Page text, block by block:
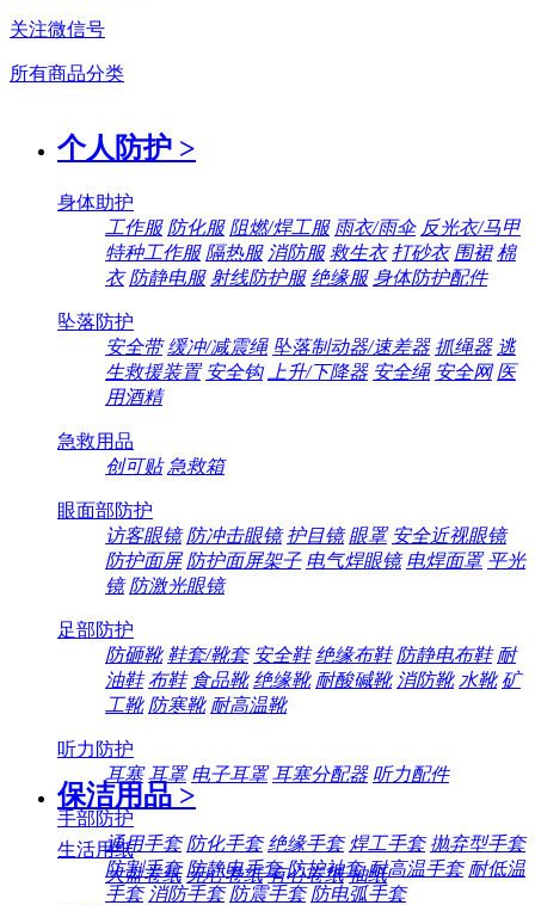
关注微信号
所有商品分类
个人防护 >
身体助护
工作服 防化服 阻燃/焊工服 雨衣/雨伞 反光衣/马甲
特种工作服 隔热服 消防服 救生衣 打砂衣 围裙 棉
衣 防静电服 射线防护服 绝缘服 身体防护配件
坠落防护
安全带 缓冲/减震绳 坠落制动器/速差器 抓绳器 逃
生救援装置 安全钩 上升/下降器 安全绳 安全网 医
用酒精
急救用品
创可贴 急救箱
眼面部防护
访客眼镜 防冲击眼镜 护目镜 眼罩 安全近视眼镜
防护面屏 防护面屏架子 电气焊眼镜 电焊面罩 平光
镜 防激光眼镜
足部防护
防砸靴 鞋套/靴套 安全鞋 绝缘布鞋 防静电布鞋 耐
油鞋 布鞋 食品靴 绝缘靴 耐酸碱靴 消防靴 水靴 矿
工靴 防寒靴 耐高温靴
听力防护
耳塞 耳罩 电子耳罩 耳塞分配器 听力配件
手部防护
通用手套 防化手套 绝缘手套 焊工手套 抛弃型手套
防割手套 防静电手套 防护袖套 耐高温手套 耐低温
手套 消防手套 防震手套 防电弧手套
保洁用品 >
生活用纸
大盘卷纸 无心卷纸 有心卷纸 抽纸